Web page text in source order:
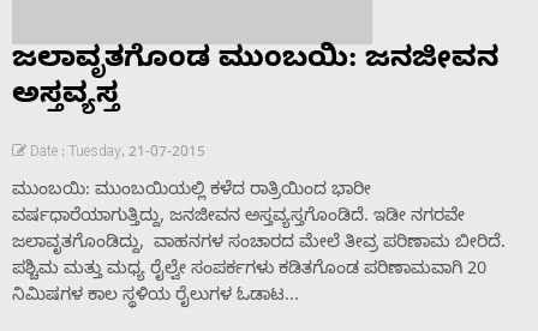
ಜಲಾವೃತಗೊಂಡ ಮುಂಬಯಿ: ಜನಜೀವನ
ಅಸ್ತವ್ಯಸ್ತ
Date : Tuesday, 21-07-2015
ಮುಂಬಯಿ: ಮುಂಬಯಿಯಲ್ಲಿ ಕಳೆದ ರಾತ್ರಿಯಿಂದ ಭಾರೀ
ವರ್ಷಧಾರೆಯಾಗುತ್ತಿದ್ದು, ಜನಜೀವನ ಅಸ್ತವ್ಯಸ್ತಗೊಂಡಿದೆ. ಇಡೀ ನಗರವೇ
ಜಲಾವೃತಗೊಂಡಿದ್ದು, ವಾಹನಗಳ ಸಂಚಾರದ ಮೇಲೆ ತೀವ್ರ ಪರಿಣಾಮ ಬೀರಿದೆ.
ಪಶ್ಚಿಮ ಮತ್ತು ಮಧ್ಯ ರೈಲ್ವೇ ಸಂಪರ್ಕಗಳು ಕಡಿತಗೊಂಡ ಪರಿಣಾಮವಾಗಿ 20
ನಿಮಿಷಗಳ ಕಾಲ ಸ್ಥಳಿಯ ರೈಲುಗಳ ಓಡಾಟ...